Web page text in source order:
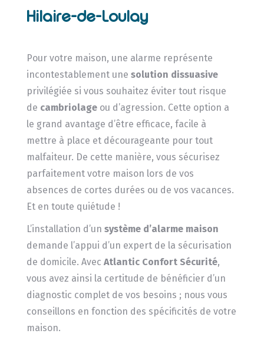
Hilaire-de-Loulay
Pour votre maison, une alarme représente
incontestablement une solution dissuasive
privilégiée si vous souhaitez éviter tout risque
de cambriolageou d’agression. Cette option a
le grand avantage d’être efficace, facile à
mettre à place et décourageante pour tout
malfaiteur. De cette manière, vous sécurisez
parfaitement votre maison lors de vos
absences de cortes durées ou de vos vacances.
Et en toute quiétude !
L’installation d’un système d’alarme maison
demande l’appui d’un expert de la sécurisation
de domicile. Avec Atlantic Confort Sécurité,
vous avez ainsi la certitude de bénéficier d’un
diagnostic complet de vos besoins ; nous vous
conseillons en fonction des spécificités de votre
maison.